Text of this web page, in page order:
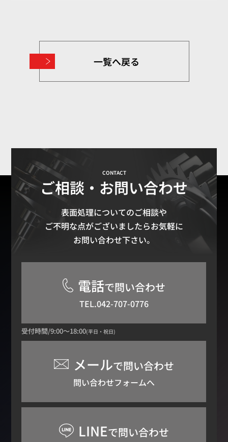
一覧へ戻る
CONTACT
ご相談・お問い合わせ
表面処理についてのご相談や
ご不明な点がございましたらお気軽に
お問い合わせ下さい。
電話で問い合わせ
TEL.042-707-0776
受付時間/9:00～18:00(平日・祝日)
メールで問い合わせ
問い合わせフォームへ
LINEで問い合わせ